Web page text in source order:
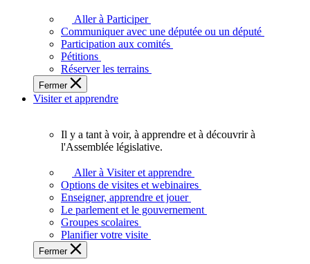
plein
potentiel,
l'Assemblée
a
besoin
de
Aller à Participer
Communiquer avec une députée ou un député
Participation aux comités
Pétitions
Réserver les terrains
Fermer
Visiter et apprendre
voir,
apprendre
et
à
Il y a tant à voir, à apprendre et à découvrir à
l'Assemblée législative.
Aller à Visiter et apprendre
Options de visites et webinaires
Enseigner, apprendre et jouer
Le parlement et le gouvernement
Groupes scolaires
Planifier votre visite
Fermer